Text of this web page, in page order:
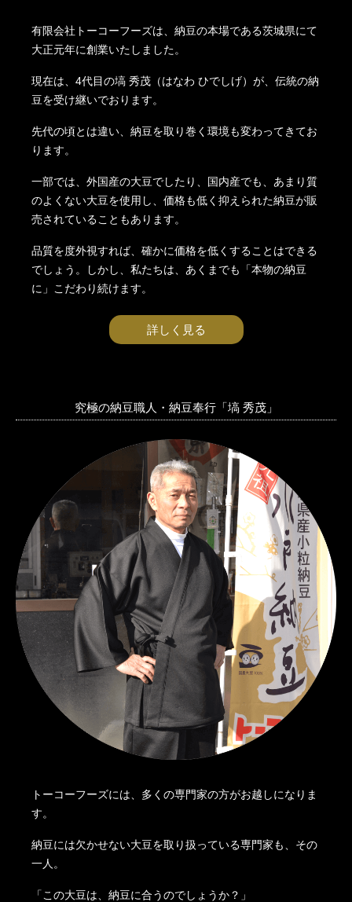
有限会社トーコーフーズは、納豆の本場である茨城県にて
大正元年に創業いたしました。
現在は、4代目の塙 秀茂（はなわ ひでしげ）が、伝統の納
豆を受け継いでおります。
先代の頃とは違い、納豆を取り巻く環境も変わってきてお
ります。
一部では、外国産の大豆でしたり、国内産でも、あまり質
のよくない大豆を使用し、価格も低く抑えられた納豆が販
売されていることもあります。
品質を度外視すれば、確かに価格を低くすることはできる
でしょう。しかし、私たちは、あくまでも「本物の納豆
に」こだわり続けます。
詳しく見る
究極の納豆職人・納豆奉行「塙 秀茂」
トーコーフーズには、多くの専門家の方がお越しになりま
す。
納豆には欠かせない大豆を取り扱っている専門家も、その
一人。
「この大豆は、納豆に合うのでしょうか？」